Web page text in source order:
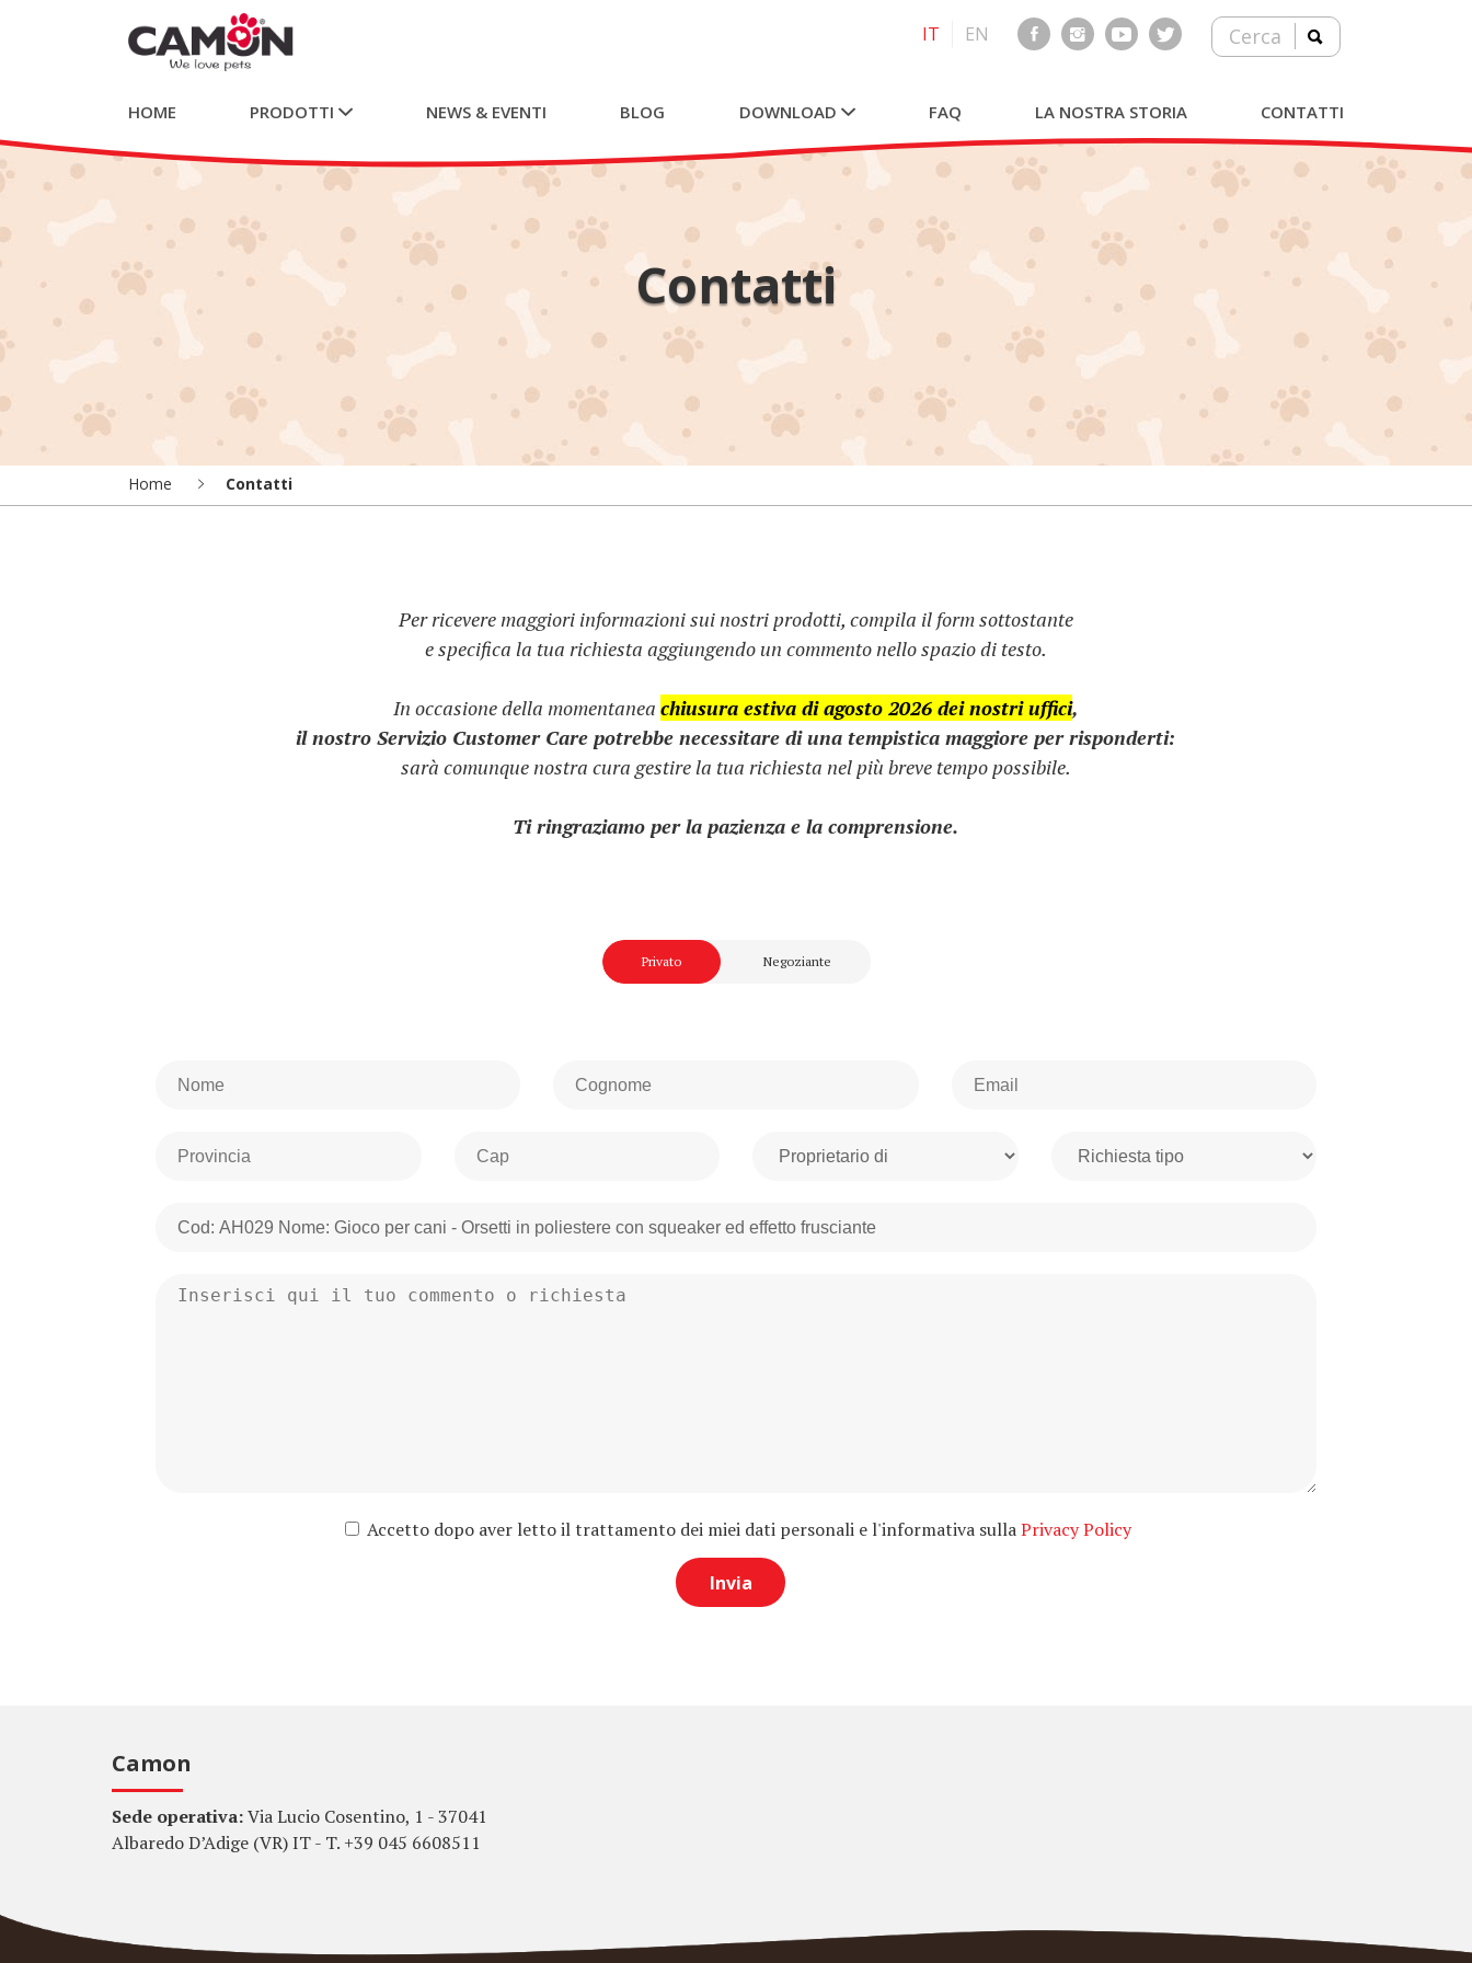
IT EN Cerca
HOME PRODOTTI NEWS & EVENTI BLOG DOWNLOAD FAQ LA NOSTRA STORIA CONTATTI
Contatti
Home Contatti
Per ricevere maggiori informazioni sui nostri prodotti, compila il form sottostante
e specifica la tua richiesta aggiungendo un commento nello spazio di testo.
In occasione della momentanea chiusura estiva di agosto 2026 dei nostri uffici,
il nostro Servizio Customer Care potrebbe necessitare di una tempistica maggiore per risponderti:
sarà comunque nostra cura gestire la tua richiesta nel più breve tempo possibile.
Ti ringraziamo per la pazienza e la comprensione.
Privato Negoziante
Accetto dopo aver letto il trattamento dei miei dati personali e l'informativa sullaPrivacy Policy
Camon
Sede operativa:Via Lucio Cosentino, 1 - 37041
Albaredo D’Adige (VR) IT - T. +39 045 6608511